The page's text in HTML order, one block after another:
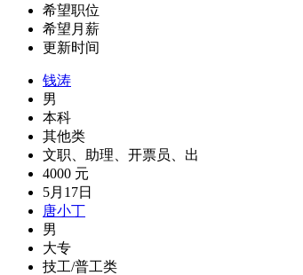
希望职位
希望月薪
更新时间
钱涛
男
本科
其他类
文职、助理、开票员、出
4000 元
5月17日
唐小丁
男
大专
技工/普工类